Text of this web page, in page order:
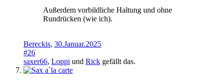
Außerdem vorbildliche Haltung und ohne
Rundrücken (wie ich).
Bereckis, 30.Januar.2025
#26
saxer66, Loppi und Rick gefällt das.